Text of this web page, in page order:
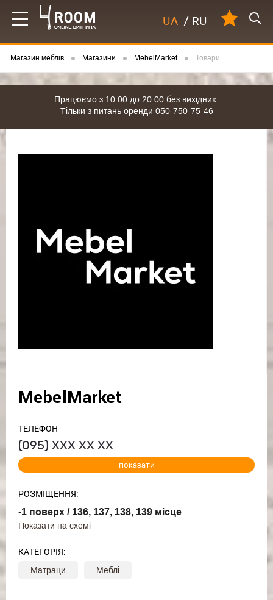
UA / RU
Магазин меблів Магазини MebelMarket Товари
Працюємо з 10:00 до 20:00 без вихідних.
Тільки з питань оренди 050-750-75-46
MebelMarket
ТЕЛЕФОН
(095) ХХХ ХХ ХХ
показати
РОЗМІЩЕННЯ:
-1 поверх / 136, 137, 138, 139 місце
Показати на схемі
КАТЕГОРІЯ:
Матраци Меблі